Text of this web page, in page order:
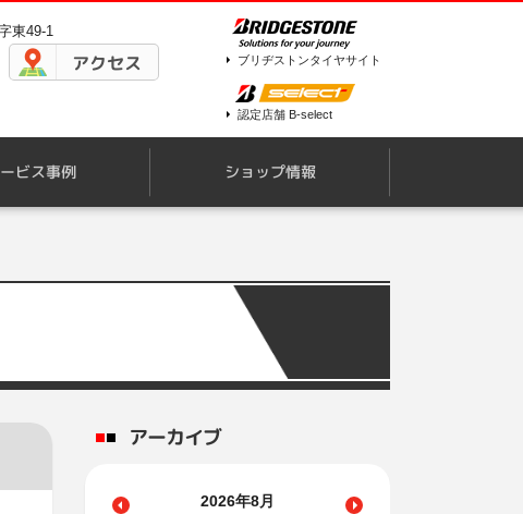
東49-1
アクセス ブリヂストンタイヤサイト
認定店舗 B-select
ビス事例 ショップ情報
アーカイブ
2026年8月